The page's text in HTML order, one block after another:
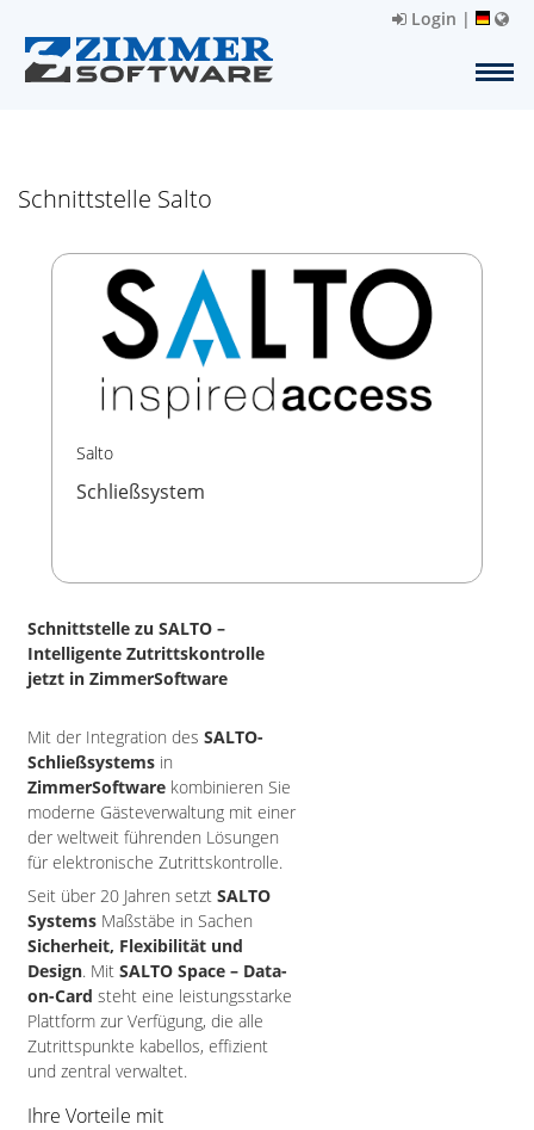
Login |
Schnittstelle Salto
Salto
Schließsystem
Schnittstelle zu SALTO –
Intelligente Zutrittskontrolle
jetzt in ZimmerSoftware
Mit der Integration des SALTO-
Schließsystems in
ZimmerSoftware kombinieren Sie
moderne Gästeverwaltung mit einer
der weltweit führenden Lösungen
für elektronische Zutrittskontrolle.
Seit über 20 Jahren setzt SALTO
Systems Maßstäbe in Sachen
Sicherheit, Flexibilität und
Design. Mit SALTO Space – Data-
on-Card steht eine leistungsstarke
Plattform zur Verfügung, die alle
Zutrittspunkte kabellos, effizient
und zentral verwaltet.
Ihre Vorteile mit